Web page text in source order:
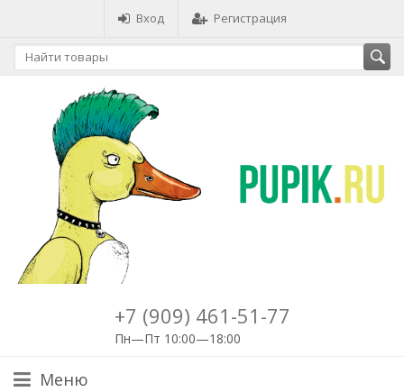
Вход Регистрация
+7 (909) 461-51-77
Пн—Пт 10:00—18:00
Меню